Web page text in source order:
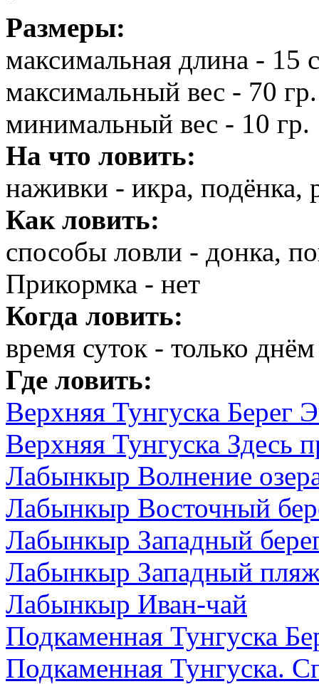
Размеры:
максимальная длина - 15
максимальный вес - 70 гр.
минимальный вес - 10 гр.
На что ловить:
наживки - икра, подёнка,
Как ловить:
способы ловли - донка,
Прикормка - нет
Когда ловить:
время суток - только днём
Где ловить:
Верхняя Тунгуска Берег
Верхняя Тунгуска Здесь
Лабынкыр Волнение
Лабынкыр Восточный
Лабынкыр Западный
Лабынкыр Западный пляж
Лабынкыр Иван-чай
Подкаменная Тунгуска
Подкаменная Тунгуска.